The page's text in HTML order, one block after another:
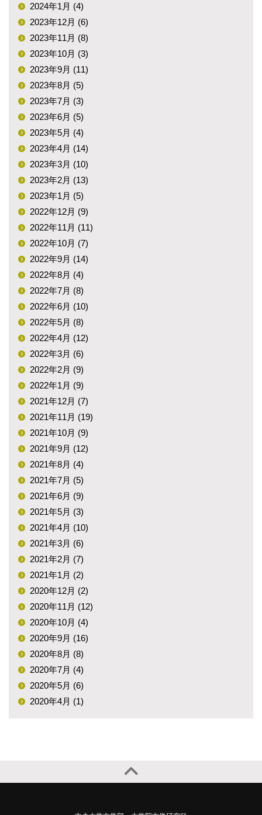
2024年1月 (4)
2023年12月 (6)
2023年11月 (8)
2023年10月 (3)
2023年9月 (11)
2023年8月 (5)
2023年7月 (3)
2023年6月 (5)
2023年5月 (4)
2023年4月 (14)
2023年3月 (10)
2023年2月 (13)
2023年1月 (5)
2022年12月 (9)
2022年11月 (11)
2022年10月 (7)
2022年9月 (14)
2022年8月 (4)
2022年7月 (8)
2022年6月 (10)
2022年5月 (8)
2022年4月 (12)
2022年3月 (6)
2022年2月 (9)
2022年1月 (9)
2021年12月 (7)
2021年11月 (19)
2021年10月 (9)
2021年9月 (12)
2021年8月 (4)
2021年7月 (5)
2021年6月 (9)
2021年5月 (3)
2021年4月 (10)
2021年3月 (6)
2021年2月 (7)
2021年1月 (2)
2020年12月 (2)
2020年11月 (12)
2020年10月 (4)
2020年9月 (16)
2020年8月 (8)
2020年7月 (4)
2020年5月 (6)
2020年4月 (1)